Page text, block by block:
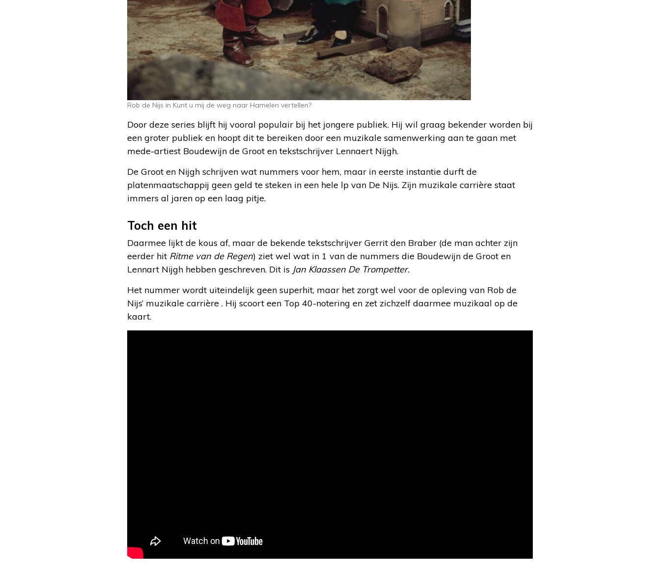
Rob de Nijs in Kunt u mij de weg naar Hamelen vertellen?
Door deze series blijft hij vooral populair bij het jongere publiek. Hij wil graag bekender worden bij
een groter publiek en hoopt dit te bereiken door een muzikale samenwerking aan te gaan met
mede-artiest Boudewijn de Groot en tekstschrijver Lennaert Nijgh.
De Groot en Nijgh schrijven wat nummers voor hem, maar in eerste instantie durft de
platenmaatschappij geen geld te steken in een hele lp van De Nijs. Zijn muzikale carrière staat
immers al jaren op een laag pitje.
Toch een hit
Daarmee lijkt de kous af, maar de bekende tekstschrijver Gerrit den Braber (de man achter zijn
eerder hit Ritme van de Regen) ziet wel wat in 1 van de nummers die Boudewijn de Groot en
Lennart Nijgh hebben geschreven. Dit is Jan Klaassen De Trompetter.
Het nummer wordt uiteindelijk geen superhit, maar het zorgt wel voor de opleving van Rob de
Nijs’ muzikale carrière . Hij scoort een Top 40-notering en zet zichzelf daarmee muzikaal op de
kaart.